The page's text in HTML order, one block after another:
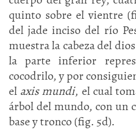
quinto sobre el vientre
del jade inciso del río
muestra la cabeza del
la parte inferior
cocodrilo, y por
el axis mundi, el cual
árbol del mundo, con un
base y tronco (fig. 5d).